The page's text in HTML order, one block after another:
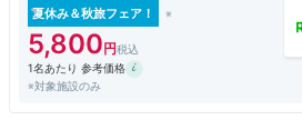
泉や50％源泉のぬる湯などがありました。ま
を鳴らしてから100％源泉にチャレンジしま
リヒリしました。強烈です。
夏休み＆秋旅フェア！
5,800
1名あたり 参考価格
※対象施設のみ